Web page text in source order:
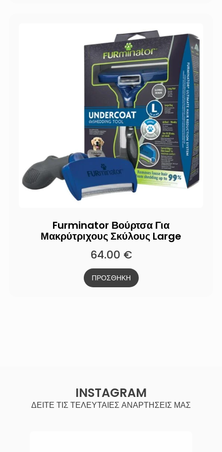
Furminator Βούρτσα Για
Μακρύτριχους Σκύλους Large
64.00 €
ΠΡΟΣΘΗΚΗ
INSTAGRAM
ΔΕΙΤΕ ΤΙΣ ΤΕΛΕΥΤΑΙΕΣ ΑΝΑΡΤΗΣΕΙΣ ΜΑΣ